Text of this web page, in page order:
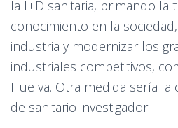
la I+D sanitaria, primando la
conocimiento en la
industria y modernizar los
industriales competitivos,
Huelva. Otra medida sería la
de sanitario investigador.